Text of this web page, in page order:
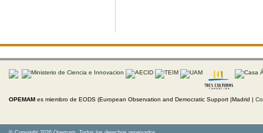
OPEMAM es miembro de EODS (European Observation and Democratic Support |Madrid |